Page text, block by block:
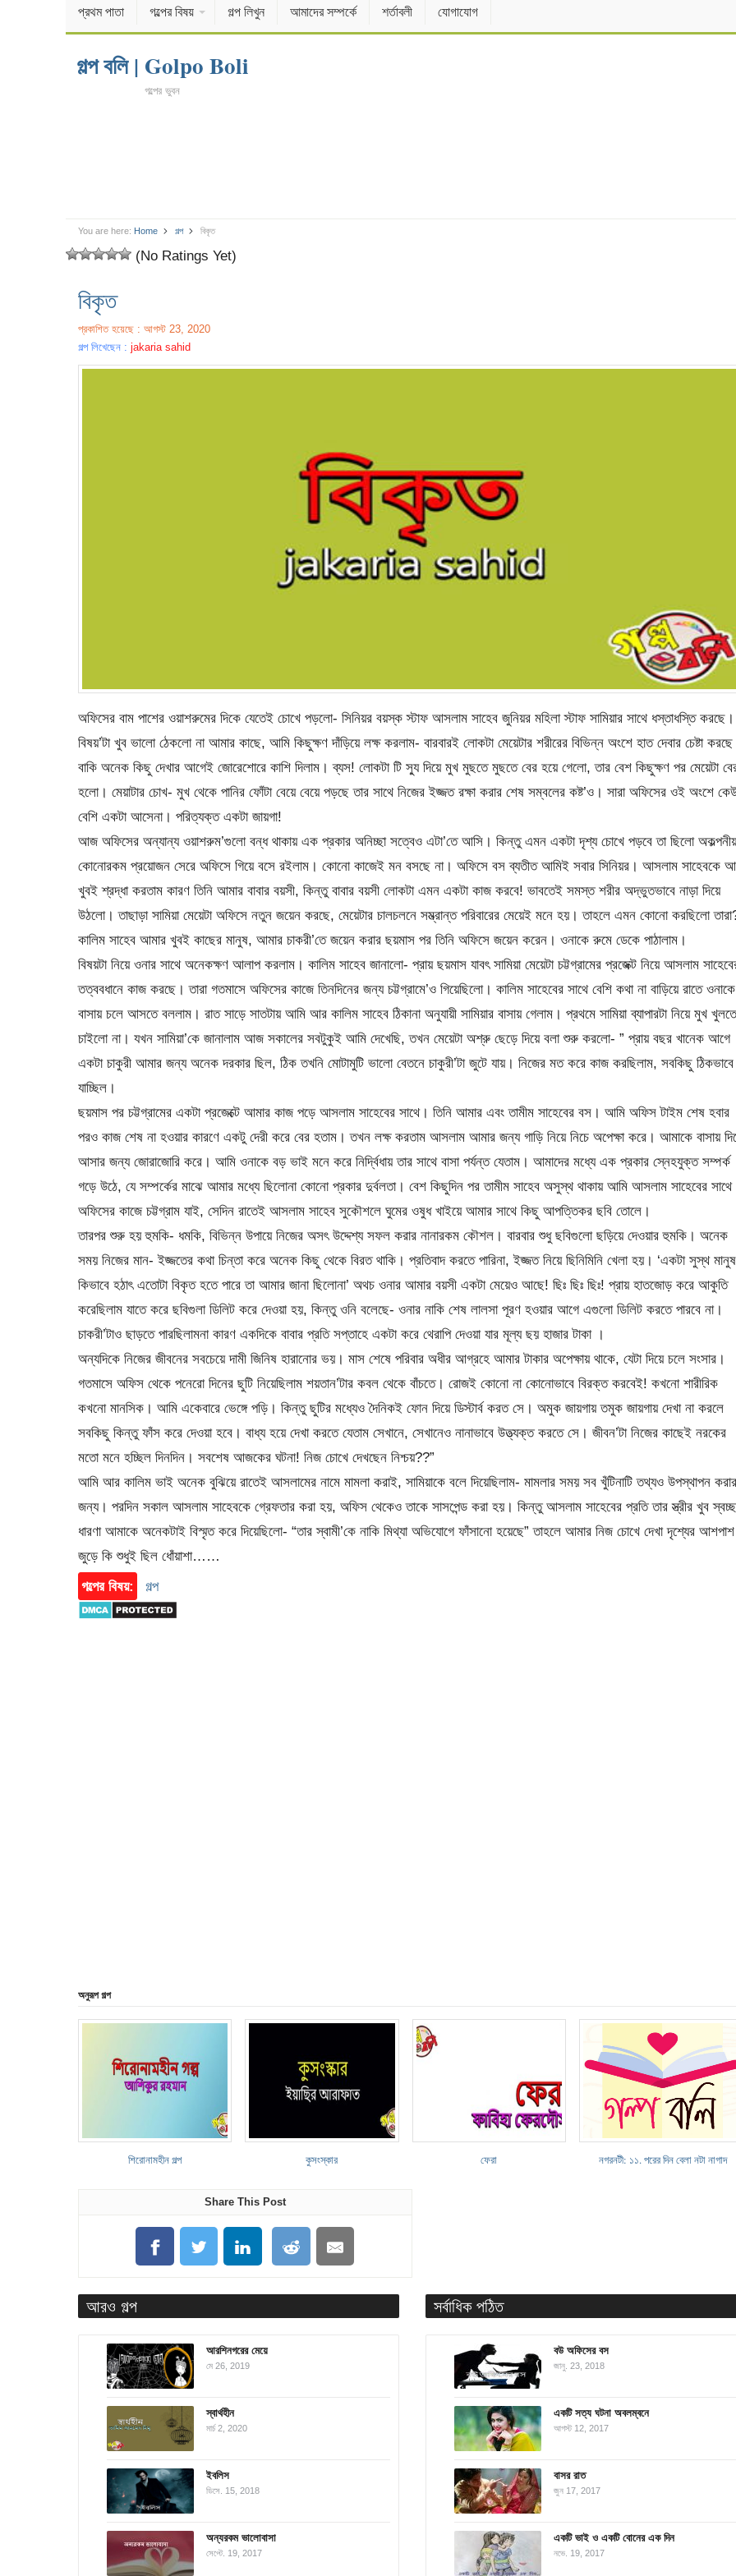
প্রথম পাতা গল্পের বিষয় গল্প লিখুন আমাদের সম্পর্কে শর্তাবলী যোগাযোগ
গল্প বলি | Golpo Boli
গল্পের ভুবন
You are here: Home গল্প বিকৃত
(No Ratings Yet)
বিকৃত
প্রকাশিত হয়েছে : আগস্ট 23, 2020
গল্প লিখেছেন : jakaria sahid
অফিসের বাম পাশের ওয়াশরুমের দিকে যেতেই চোখে পড়লো- সিনিয়র বয়স্ক স্টাফ আসলাম সাহেব জুনিয়র মহিলা স্টাফ সামিয়ার সাথে ধস্তাধস্তি করছে।
বিষয়’টা খুব ভালো ঠেকলো না আমার কাছে, আমি কিছুক্ষণ দাঁড়িয়ে লক্ষ করলাম- বারবারই লোকটা মেয়েটার শরীরের বিভিন্ন অংশে হাত দেবার চেষ্টা
বাকি অনেক কিছু দেখার আগেই জোরেশোরে কাশি দিলাম। ব্যস! লোকটা টি স্যু দিয়ে মুখ মুছতে মুছতে বের হয়ে গেলো, তার বেশ কিছুক্ষণ পর মেয়েটা
হলো। মেয়াটার চোখ- মুখ থেকে পানির ফোঁটা বেয়ে বেয়ে পড়ছে তার সাথে নিজের ইজ্জত রক্ষা করার শেষ সম্বলের কষ্ট’ও। সারা অফিসের ওই অংশে
বেশি একটা আসেনা। পরিত্যক্ত একটা জায়গা!
আজ অফিসের অন্যান্য ওয়াশরুম’গুলো বন্ধ থাকায় এক প্রকার অনিচ্ছা সত্বেও এটা’তে আসি। কিন্তু এমন একটা দৃশ্য চোখে পড়বে তা ছিলো
কোনোরকম প্রয়োজন সেরে অফিসে গিয়ে বসে রইলাম। কোনো কাজেই মন বসছে না। অফিসে বস ব্যতীত আমিই সবার সিনিয়র। আসলাম সাহেবকে
খুবই শ্রদ্ধা করতাম কারণ তিনি আমার বাবার বয়সী, কিন্তু বাবার বয়সী লোকটা এমন একটা কাজ করবে! ভাবতেই সমস্ত শরীর অদ্ভুতভাবে নাড়া দিয়ে
উঠলো। তাছাড়া সামিয়া মেয়েটা অফিসে নতুন জয়েন করছে, মেয়েটার চালচলনে সম্ভ্রান্ত পরিবারের মেয়েই মনে হয়। তাহলে এমন কোনো করছিলো
কালিম সাহেব আমার খুবই কাছের মানুষ, আমার চাকরী’তে জয়েন করার ছয়মাস পর তিনি অফিসে জয়েন করেন। ওনাকে রুমে ডেকে পাঠালাম।
বিষয়টা নিয়ে ওনার সাথে অনেকক্ষণ আলাপ করলাম। কালিম সাহেব জানালো- প্রায় ছয়মাস যাবৎ সামিয়া মেয়েটা চট্টগ্রামের প্রজেক্ট নিয়ে আসলাম
তত্ববধানে কাজ করছে। তারা গতমাসে অফিসের কাজে তিনদিনের জন্য চট্টগ্রামে’ও গিয়েছিলো। কালিম সাহেবের সাথে বেশি কথা না বাড়িয়ে রাতে ওনাকে
বাসায় চলে আসতে বললাম। রাত সাড়ে সাতটায় আমি আর কালিম সাহেব ঠিকানা অনুযায়ী সামিয়ার বাসায় গেলাম। প্রথমে সামিয়া ব্যাপারটা নিয়ে মুখ খুলতে
চাইলো না। যখন সামিয়া’কে জানালাম আজ সকালের সবটুকুই আমি দেখেছি, তখন মেয়েটা অশ্রু ছেড়ে দিয়ে বলা শুরু করলো- ” প্রায় বছর খানেক আগে
একটা চাকুরী আমার জন্য অনেক দরকার ছিল, ঠিক তখনি মোটামুটি ভালো বেতনে চাকুরী’টা জুটে যায়। নিজের মত করে কাজ করছিলাম, সবকিছু ঠিকভাবে
যাচ্ছিল।
ছয়মাস পর চট্টগ্রামের একটা প্রজেক্টে আমার কাজ পড়ে আসলাম সাহেবের সাথে। তিনি আমার এবং তামীম সাহেবের বস। আমি অফিস টাইম শেষ হবার
পরও কাজ শেষ না হওয়ার কারণে একটু দেরী করে বের হতাম। তখন লক্ষ করতাম আসলাম আমার জন্য গাড়ি নিয়ে নিচে অপেক্ষা করে। আমাকে বাসায়
আসার জন্য জোরাজোরি করে। আমি ওনাকে বড় ভাই মনে করে নির্দ্বিধায় তার সাথে বাসা পর্যন্ত যেতাম। আমাদের মধ্যে এক প্রকার স্নেহযুক্ত সম্পর্ক
গড়ে উঠে, যে সম্পর্কের মাঝে আমার মধ্যে ছিলোনা কোনো প্রকার দুর্বলতা। বেশ কিছুদিন পর তামীম সাহেব অসুস্থ থাকায় আমি আসলাম সাহেবের সাথে
অফিসের কাজে চট্টগ্রাম যাই, সেদিন রাতেই আসলাম সাহেব সুকৌশলে ঘুমের ওষুধ খাইয়ে আমার সাথে কিছু আপত্তিকর ছবি তোলে।
তারপর শুরু হয় হুমকি- ধমকি, বিভিন্ন উপায়ে নিজের অসৎ উদ্দেশ্য সফল করার নানারকম কৌশল। বারবার শুধু ছবিগুলো ছড়িয়ে দেওয়ার হুমকি। অনেক
সময় নিজের মান- ইজ্জতের কথা চিন্তা করে অনেক কিছু থেকে বিরত থাকি। প্রতিবাদ করতে পারিনা, ইজ্জত নিয়ে ছিনিমিনি খেলা হয়। ‘একটা সুস্থ মানুষ
কিভাবে হঠাৎ এতোটা বিকৃত হতে পারে তা আমার জানা ছিলোনা’ অথচ ওনার আমার বয়সী একটা মেয়েও আছে! ছিঃ ছিঃ ছিঃ! প্রায় হাতজোড় করে আকুতি
করেছিলাম যাতে করে ছবিগুলা ডিলিট করে দেওয়া হয়, কিন্তু ওনি বলেছে- ওনার নাকি শেষ লালসা পূরণ হওয়ার আগে এগুলো ডিলিট করতে পারবে না।
চাকরী’টাও ছাড়তে পারছিলামনা কারণ একদিকে বাবার প্রতি সপ্তাহে একটা করে থেরাপি দেওয়া যার মূল্য ছয় হাজার টাকা ।
অন্যদিকে নিজের জীবনের সবচেয়ে দামী জিনিষ হারানোর ভয়। মাস শেষে পরিবার অধীর আগ্রহে আমার টাকার অপেক্ষায় থাকে, যেটা দিয়ে চলে সংসার।
গতমাসে অফিস থেকে পনেরো দিনের ছুটি নিয়েছিলাম শয়তান’টার কবল থেকে বাঁচতে। রোজই কোনো না কোনোভাবে বিরক্ত করবেই! কখনো শারীরিক
কখনো মানসিক। আমি একেবারে ভেঙ্গে পড়ি। কিন্তু ছুটির মধ্যেও দৈনিকই ফোন দিয়ে ডিস্টার্ব করত সে। অমুক জায়গায় তমুক জায়গায় দেখা না করলে
সবকিছু কিন্তু ফাঁস করে দেওয়া হবে। বাধ্য হয়ে দেখা করতে যেতাম সেখানে, সেখানেও নানাভাবে উত্ত্যক্ত করতে সে। জীবন’টা নিজের কাছেই নরকের
মতো মনে হচ্ছিল দিনদিন। সবশেষ আজকের ঘটনা! নিজ চোখে দেখছেন নিশ্চয়??”
আমি আর কালিম ভাই অনেক বুঝিয়ে রাতেই আসলামের নামে মামলা করাই, সামিয়াকে বলে দিয়েছিলাম- মামলার সময় সব খুঁটিনাটি তথ্যও উপস্থাপন করার
জন্য। পরদিন সকাল আসলাম সাহেবকে গ্রেফতার করা হয়, অফিস থেকেও তাকে সাসপেন্ড করা হয়। কিন্তু আসলাম সাহেবের প্রতি তার স্ত্রীর খুব স্বচ্ছ
ধারণা আমাকে অনেকটাই বিস্মৃত করে দিয়েছিলো- “তার স্বামী’কে নাকি মিথ্যা অভিযোগে ফাঁসানো হয়েছে” তাহলে আমার নিজ চোখে দেখা দৃশ্যের আশপাশ
জুড়ে কি শুধুই ছিল ধোঁয়াশা……
গল্পের বিষয়:
গল্প
অনুরূপ গল্প
শিরোনামহীন গল্প কুসংস্কার ফেরা নগরনটী: ১১. পরের দিন বেলা নটা নাগাদ
Share This Post
আরও গল্প
আরশিনগরের মেয়ে
মে 26, 2019
স্বার্থহীন
মার্চ 2, 2020
ইবলিস
ডিসে. 15, 2018
অন্যরকম ভালোবাসা
সেপ্টে. 19, 2017
সর্বাধিক পঠিত
বউ অফিসের বস
জানু. 23, 2018
একটি সত্য ঘটনা অবলম্বনে
আগস্ট 12, 2017
বাসর রাত
জুন 17, 2017
একটি ভাই ও একটি বোনের এক দিন
নভে. 19, 2017